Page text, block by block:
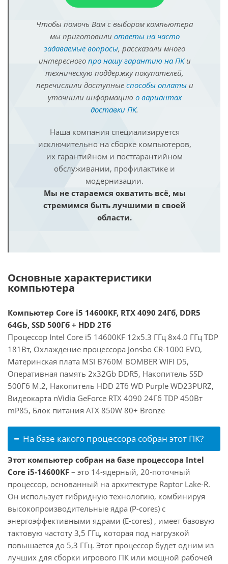
Чтобы помочь Вам с выбором компьютера
мы приготовили ответы на часто
задаваемые вопросы, рассказали много
интересного про нашу гарантию на ПКи
техническую поддержку покупателей,
перечислили доступные способы оплатыи
уточнили информацию о вариантах
доставки ПК.
Наша компания специализируется
исключительно на сборке компьютеров,
их гарантийном и постгарантийном
обслуживании, профилактике и
модернизации.
Мы не стараемся охватить всё, мы
стремимся быть лучшими в своей
области.
Основные характеристики
компьютера
Компьютер Core i5 14600KF, RTX 4090 24Гб, DDR5
64Gb, SSD 500Гб + HDD 2Тб
Процессор Intel Core i5 14600KF 12x5.3 ГГц 8x4.0 ГГц TDP
181Вт, Охлаждение процессора Jonsbo CR-1000 EVO,
Материнская плата MSI B760M BOMBER WIFI D5,
Оперативная память 2x32Gb DDR5, Накопитель SSD
500Гб M.2, Накопитель HDD 2Тб WD Purple WD23PURZ,
Видеокарта nVidia GeForce RTX 4090 24Гб TDP 450Вт
mP85, Блок питания ATX 850W 80+ Bronze
На базе какого процессора собран этот ПК?
Этот компьютер собран на базе процессора Intel
Core i5-14600KF – это 14-ядерный, 20-поточный
процессор, основанный на архитектуре Raptor Lake-R.
Он использует гибридную технологию, комбинируя
высокопроизводительные ядра (P-cores) с
энергоэффективными ядрами (E-cores) , имеет базовую
тактовую частоту 3,5 ГГц, которая под нагрузкой
повышается до 5,3 ГГц. Этот процессор будет одним из
лучших для сборки игрового ПК или мощной рабочей